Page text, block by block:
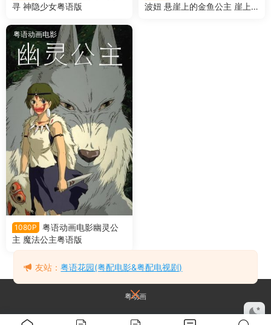
寻 神隐少女粤语版
波妞 悬崖上的金鱼公主 崖上
粤语动画电影
1080P
粤语动画电影幽灵公
主 魔法公主粤语版
粤动画
友站：粤语花园(粤配电影&粤配电视剧)